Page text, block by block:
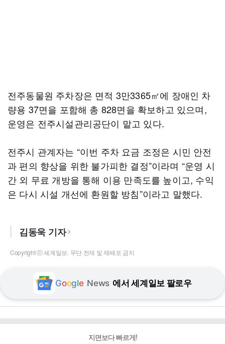
전주동물원 주차장은 면적 3만3365㎡에 장애인 차
량용 37면을 포함해 총 828면을 확보하고 있으며,
운영은 전주시설관리공단이 맡고 있다.
전주시 관계자는 “이번 주차 요금 조정은 시민 안전
과 편의 향상을 위한 불가피한 결정”이라며 “운영 시
간 외 무료 개방을 통해 이용 만족도를 높이고, 수익
은 다시 시설 개선에 환원할 방침”이라고 말했다.
김동욱 기자
Copyright ⓒ 세계일보. 무단 전재 및 재배포 금지
Google News 에서 세계일보 팔로우
지면보다 빠르게!